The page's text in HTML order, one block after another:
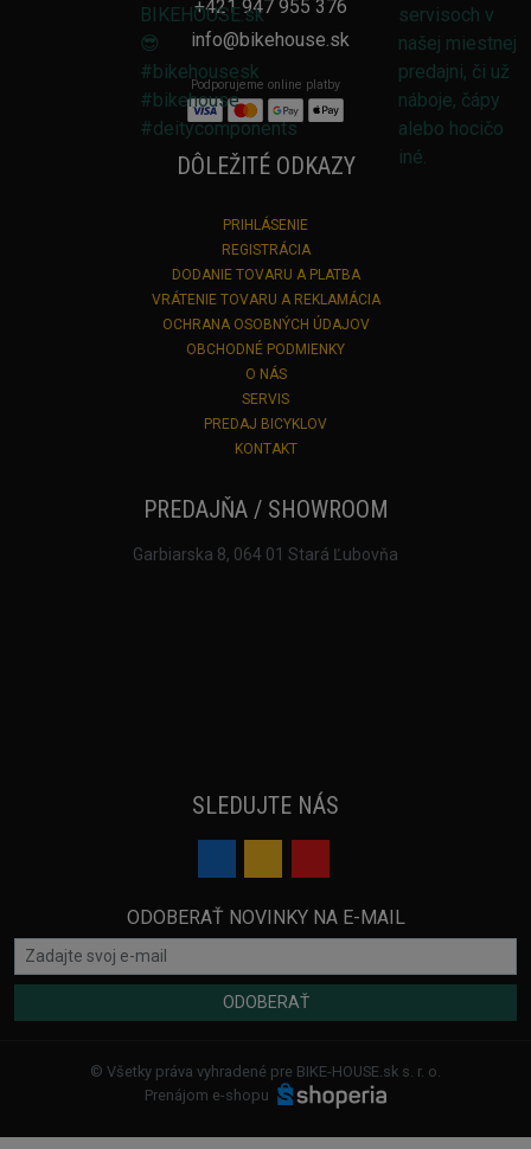
+421 947 955 376
info@bikehouse.sk
Podporujeme online platby
DÔLEŽITÉ ODKAZY
PRIHLÁSENIE
REGISTRÁCIA
DODANIE TOVARU A PLATBA
VRÁTENIE TOVARU A REKLAMÁCIA
OCHRANA OSOBNÝCH ÚDAJOV
OBCHODNÉ PODMIENKY
O NÁS
SERVIS
PREDAJ BICYKLOV
KONTAKT
PREDAJŇA / SHOWROOM
Garbiarska 8, 064 01 Stará Ľubovňa
SLEDUJTE NÁS
ODOBERAŤ NOVINKY NA E-MAIL
ODOBERAŤ
© Všetky práva vyhradené pre BIKE-HOUSE.sk s. r. o.
Prenájom e-shopu